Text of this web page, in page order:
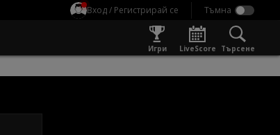
Вход / Регистрирай се
Игри LiveScore Търсене